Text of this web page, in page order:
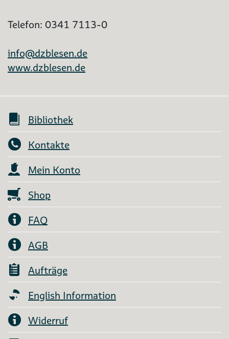
Telefon: 0341 7113-0
info@dzblesen.de
www.dzblesen.de
Bibliothek
Kontakte
Mein Konto
Shop
FAQ
AGB
Aufträge
English Information
Widerruf